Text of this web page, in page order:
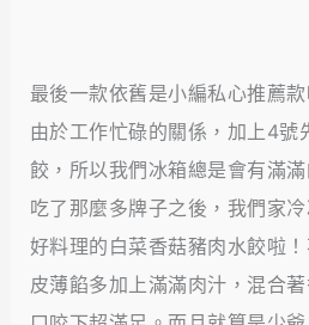
最後一款依舊是小編私心推薦款
由於工作忙碌的關係，加上4號
餃，所以我們冰箱總是會有滿滿
吃了那麼多牌子之後，我們家
好料理的白菜香菇豬肉水餃啦
皮薄餡多加上滿滿肉汁，混合